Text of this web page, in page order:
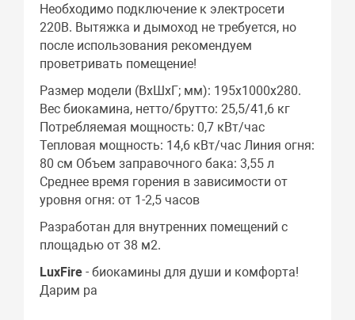
Необходимо подключение к электросети
220В. Вытяжка и дымоход не требуется, но
после использования рекомендуем
проветривать помещение!
Размер модели (ВхШхГ; мм): 195х1000х280.
Вес биокамина, нетто/брутто: 25,5/41,6 кг
Потребляемая мощность: 0,7 кВт/час
Тепловая мощность: 14,6 кВт/час Линия огня:
80 см Объем заправочного бака: 3,55 л
Среднее время горения в зависимости от
уровня огня: от 1-2,5 часов
Разработан для внутренних помещений с
площадью от 38 м2.
LuxFire - биокамины для души и комфорта!
Дарим ра